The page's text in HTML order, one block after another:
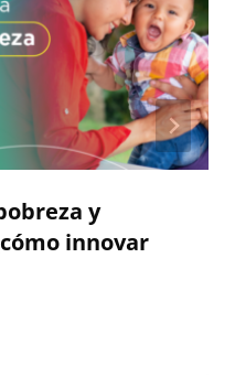
y
innovar